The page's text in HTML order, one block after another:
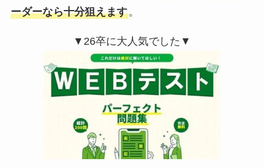
ーダーなら十分狙えます。
▼26卒に大人気でした▼